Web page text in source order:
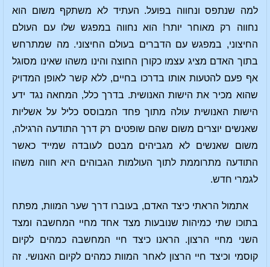
למה שנתפס ונחווה בפועל. העתיד לא משתקף משום הוא
נחווה רק מאוחר יותר! הוא נחווה במפגש שלו עם העולם
החיצוני, במפגש עם הדברים בעולם החיצוני. מה שמתרחש
בתוך האדם מציג עצמו כקורן החוצה והינו משהו שאינו מסוגל
אף פעם להטעות אותו בדרכו בחיים, ללא קשר לאופן המדויק
שהוא מכיר את הישות האנושית. בדרך כלל, המחאה נגד ידע
הישות האנושית עולה מתוך פחד המבוסס כליל על אשליות
שאנשים יוצרים משום שהם שופטים רק דרך התודעה הרגילה,
משום שאנשים לא מגביהים מבטם לעובדה שמייד כאשר
התודעה מתרוממת לתוך העולמות הגבוהים היא חווה משהו
לגמרי חדש.
אתמול הראתי כיצד האדם, בעוברו דרך שער המוות, מפתח
בתוכו שתי כמיהות שנובעות מצד אחד מחיי המחשבה ומצד
השני מחיי הרצון. הראנו כיצד חיי המחשבה כמהים לקיום
קוסמי וכיצד חיי הרצון לאחר המוות כמהים לקיום האנושי. זה